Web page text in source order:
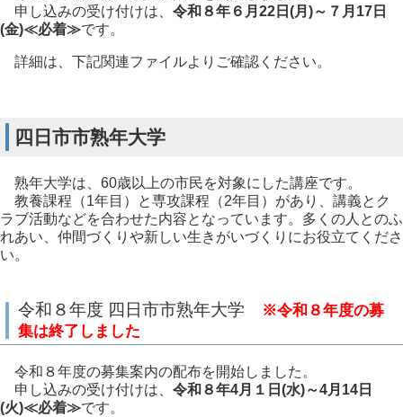
申し込みの受け付けは、 令和８年６月22日(月)～７月17日
(金)≪必着≫です。
詳細は、下記関連ファイルよりご確認ください。
四日市市熟年大学
熟年大学は、60歳以上の市民を対象にした講座です。
教養課程（1年目）と専攻課程（2年目）があり、講義とク
ラブ活動などを合わせた内容となっています。多くの人とのふ
れあい、仲間づくりや新しい生きがいづくりにお役立てくださ
い。
令和８年度 四日市市熟年大学
※令和８年度の募
集は終了しました
令和８年度の募集案内の配布を開始しました。
申し込みの受け付けは、 令和８年4月１日(水)～4月14日
(火)≪必着≫です。